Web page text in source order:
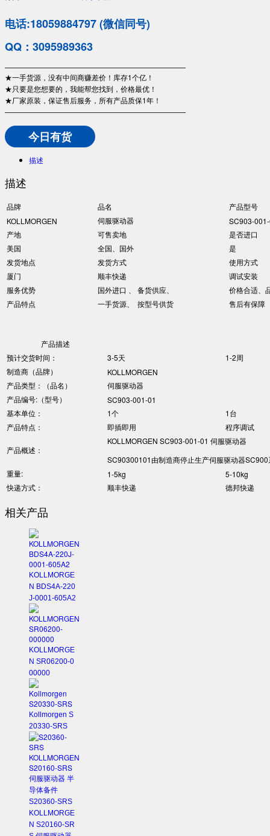
电话:18059884797 (微信同号)
QQ：3095989363
—————————————————————————
★一手货源，没有中间商赚差价！库存1个亿！
★只要是您想要的，我能帮您找到，价格最优！
★厂家原装，保证售后服务，所有产品质保1年！
—————————————————————————
今日有货
描述
描述
品牌 品名
产品型号
KOLLMORGEN
伺服驱动器
SC903-
产地
可售卖地
是否进口
美国
全国、国外
是
发货地点
发货方式
使用方式
厦门
顺丰快递
调试安装
服务优势
国外进口 、 备货供应、
价格合适、
产品特点
一手货源、 按型号供货 售后有保障
产品描述
预计交货时间：
3-5天
1-2周
制造商（品牌）
KOLLMORGEN
产品类型：（品名）
伺服驱动器
产品编号:（型号）
SC903-001-01
基本单位：
1个
1台
产品特点：
即插即用 程序调试
产品概述：
KOLLMORGEN SC903-001-01 伺服驱动器
SC90300101由制造商停止生产伺服驱动器
重量:
1-5kg
5-10kg
快递方式：
顺丰快递 德邦快递
相关产品
KOLLMORGE
N BDS4A-220
J-0001-605A2
KOLLMORGE
N SR06200-0
00000
Kollmorgen S
20330-SRS
S20360-SRS
KOLLMORGE
N S20160-SR